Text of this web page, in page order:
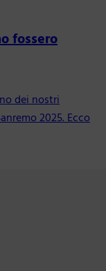
fossero
dei nostri
2025. Ecco